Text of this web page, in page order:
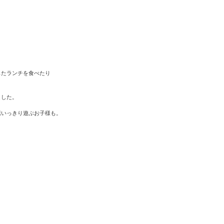
ランチを食べたり
た。
っきり遊ぶお子様も。